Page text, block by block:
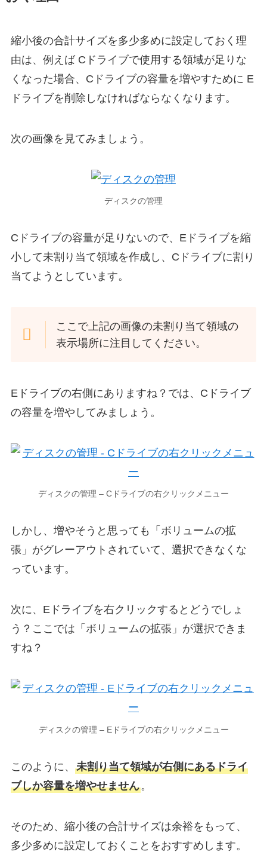
縮小後の合計サイズを多少多めに設定しておく理
由は、例えば Cドライブで使用する領域が足りな
くなった場合、Cドライブの容量を増やすために E
ドライブを削除しなければならなくなります。
次の画像を見てみましょう。
ディスクの管理
Cドライブの容量が足りないので、Eドライブを縮
小して未割り当て領域を作成し、Cドライブに割り
当てようとしています。
ここで上記の画像の未割り当て領域の
表示場所に注目してください。
Eドライブの右側にありますね？では、Cドライブ
の容量を増やしてみましょう。
ディスクの管理 – Cドライブの右クリックメニュー
しかし、増やそうと思っても「ボリュームの拡
張」がグレーアウトされていて、選択できなくな
っています。
次に、Eドライブを右クリックするとどうでしょ
う？ここでは「ボリュームの拡張」が選択できま
すね？
ディスクの管理 – Eドライブの右クリックメニュー
このように、 未割り当て領域が右側にあるドライ
ブしか容量を増やせません。
そのため、縮小後の合計サイズは余裕をもって、
多少多めに設定しておくことをおすすめします。